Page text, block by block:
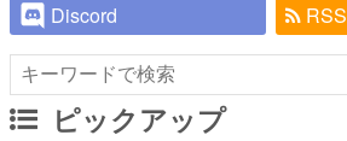
Discord
RSS
ピックアップ